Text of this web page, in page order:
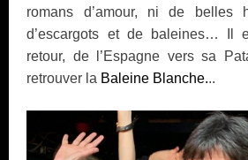
romans d’amour, ni de belles
d’escargots et de baleines… Il
retour, de l’Espagne vers sa
retrouver la Baleine Blanche...